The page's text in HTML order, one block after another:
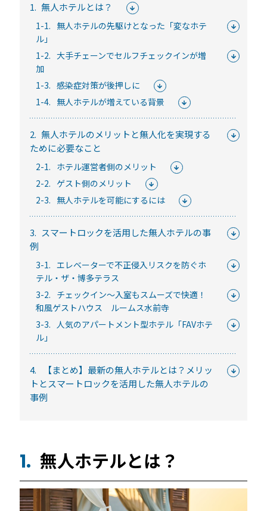
1. 無人ホテルとは？
1-1. 無人ホテルの先駆けとなった「変なホテ
ル」
1-2. 大手チェーンでセルフチェックインが増
加
1-3. 感染症対策が後押しに
1-4. 無人ホテルが増えている背景
2. 無人ホテルのメリットと無人化を実現する
ために必要なこと
2-1. ホテル運営者側のメリット
2-2. ゲスト側のメリット
2-3. 無人ホテルを可能にするには
3. スマートロックを活用した無人ホテルの事
例
3-1. エレベーターで不正侵入リスクを防ぐホ
テル・ザ・博多テラス
3-2. チェックイン～入室もスムーズで快適！
和風ゲストハウス ルームス水前寺
3-3. 人気のアパートメント型ホテル「FAVホテ
ル」
4.
【まとめ】最新の無人ホテルとは？メリッ
トとスマートロックを活用した無人ホテルの
事例
1. 無人ホテルとは？
セミナー
RemoteLOCKの活用術や業界別の最新事例をご紹介など、不
定期で開催しています。
常時公開中
5分でわかる！RemoteLOCKの特徴と機能について
常時公開中
3分でわかる！RemoteLOCK機種の選び方動画
はじめての方におすすめの記事
スマートロックと結露・錆（サビ）の問題
を徹底解説！防水・防錆について知ってお
続きを読む
【まとめ】スマートロック解説 今年度こ
そ、ビジネスにスマートロック！
続きを読む
とメリットを解説！
続きを読む
宿泊施設